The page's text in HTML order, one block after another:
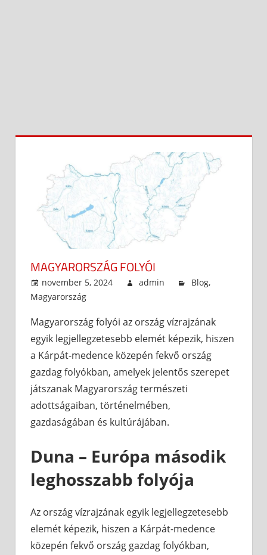
MAGYARORSZÁG FOLYÓI
november 5, 2024 admin Blog,
Magyarország
Magyarország folyói az ország vízrajzának
egyik legjellegzetesebb elemét képezik, hiszen
a Kárpát-medence közepén fekvő ország
gazdag folyókban, amelyek jelentős szerepet
játszanak Magyarország természeti
adottságaiban, történelmében,
gazdaságában és kultúrájában.
Duna – Európa második
leghosszabb folyója
Az ország vízrajzának egyik legjellegzetesebb
elemét képezik, hiszen a Kárpát-medence
közepén fekvő ország gazdag folyókban,